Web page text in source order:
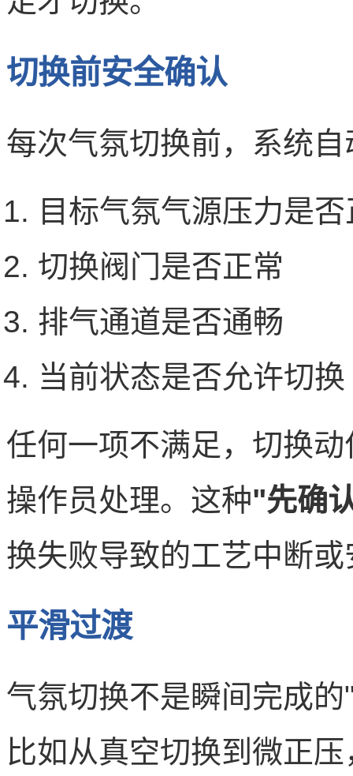
切换前安全确认
每次气氛切换前，系统
目标气氛气源压力是
切换阀门是否正常
排气通道是否通畅
当前状态是否允许切换
任何一项不满足，切换
操作员处理。这种"先确
换失败导致的工艺中断
平滑过渡
气氛切换不是瞬间完成
比如从真空切换到微正